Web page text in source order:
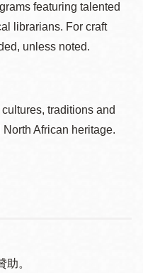
featuring talented
librarians. For craft
unless noted.
traditions and
African heritage.
助。